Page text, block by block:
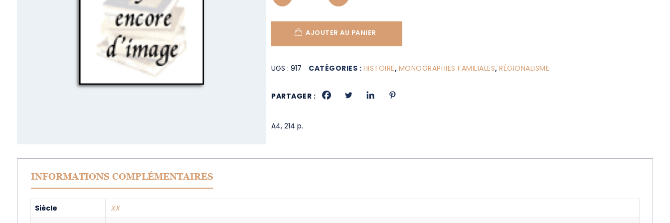
AJOUTER AU PANIER
UGS :917 CATÉGORIES : HISTOIRE, MONOGRAPHIES FAMILIALES,RÉGIONALISME
PARTAGER :
A4, 214 p.
INFORMATIONS COMPLÉMENTAIRES
Siècle
XX